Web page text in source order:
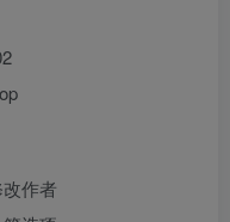
作者